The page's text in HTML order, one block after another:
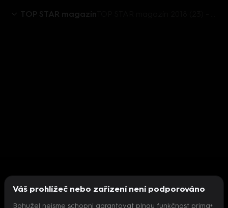
TOP STAR magazín
Váš prohlížeč nebo zařízení není podporováno
Bohužel nejsme schopni garantovat plnou funkčnost prima+